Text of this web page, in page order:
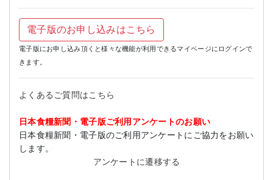
電子版のお申し込みはこちら
電子版にお申し込み頂くと様々な機能が利用できるマイページにログインで
きます。
よくあるご質問はこちら
日本食糧新聞・電子版ご利用アンケートのお願い
日本食糧新聞・電子版のご利用アンケートにご協力をお願い
します。
アンケートに遷移する